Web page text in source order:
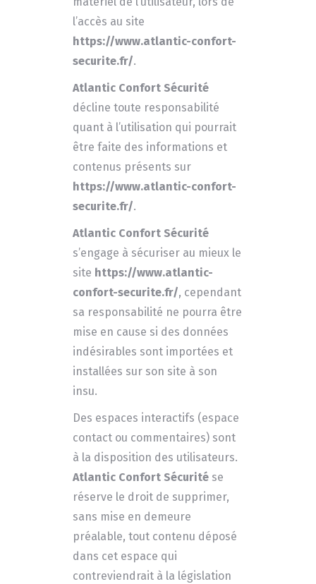
l’accès au site
https://www.atlantic-confort-
securite.fr/.
Atlantic Confort Sécurité
décline toute responsabilité
quant à l’utilisation qui pourrait
être faite des informations et
contenus présents sur
https://www.atlantic-confort-
securite.fr/.
Atlantic Confort Sécurité
s’engage à sécuriser au mieux le
site https://www.atlantic-
confort-securite.fr/, cependant
sa responsabilité ne pourra être
mise en cause si des données
indésirables sont importées et
installées sur son site à son
insu.
Des espaces interactifs (espace
contact ou commentaires) sont
à la disposition des utilisateurs.
Atlantic Confort Sécurité se
réserve le droit de supprimer,
sans mise en demeure
préalable, tout contenu déposé
dans cet espace qui
contreviendrait à la législation